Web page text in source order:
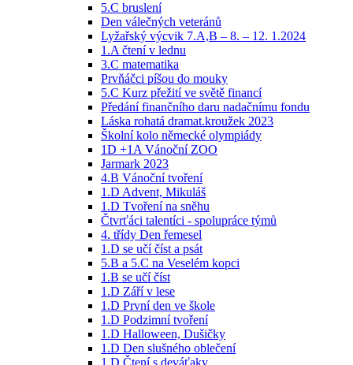
5.C bruslení
Den válečných veteránů
Lyžařský výcvik 7.A,B – 8. – 12. 1.2024
1.A čtení v lednu
3.C matematika
Prvňáčci píšou do mouky
5.C Kurz přežití ve světě financí
Předání finančního daru nadačnímu fondu
Láska rohatá dramat.kroužek 2023
Školní kolo německé olympiády
1D +1A Vánoční ZOO
Jarmark 2023
4.B Vánoční tvoření
1.D Advent, Mikuláš
1.D Tvoření na sněhu
Čtvrťáci talentíci - spolupráce týmů
4. třídy Den řemesel
1.D se učí číst a psát
5.B a 5.C na Veselém kopci
1.B se učí číst
1.D Září v lese
1.D První den ve škole
1.D Podzimní tvoření
1.D Halloween, Dušičky
1.D Den slušného oblečení